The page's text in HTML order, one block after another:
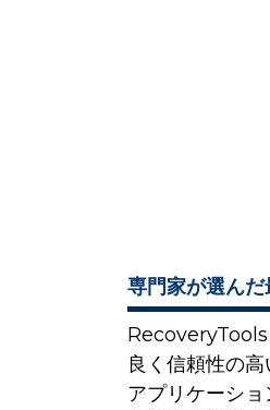
専門家が選ん
RecoveryTools
良く信頼性の
アプリケーシ